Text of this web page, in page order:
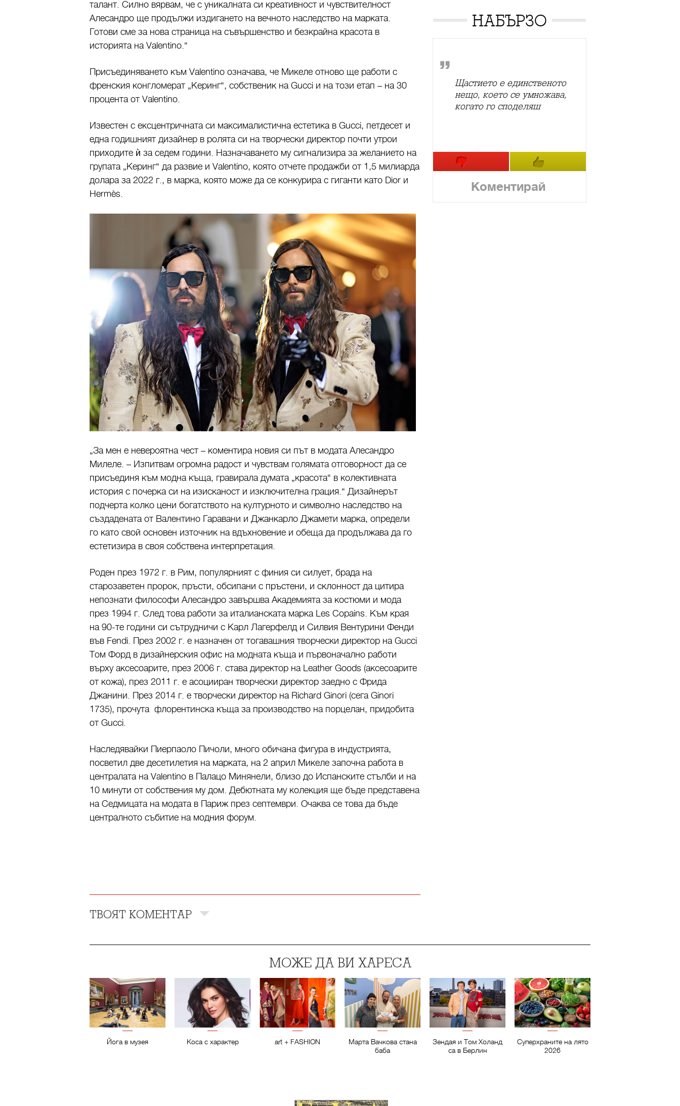
талант. Силно вярвам, че с уникалната си креативност и чувствителност
Алесандро ще продължи издигането на вечното наследство на марката.
Готови сме за нова страница на съвършенство и безкрайна красота в
историята на Valentino.“
Присъединяването към Valentino означава, че Микеле отново ще работи с
френския конгломерат „Керинг“, собственик на Gucci и на този етап – на 30
процента от Valentino.
Известен с ексцентричната си максималистична естетика в Gucci, петдесет и
една годишният дизайнер в ролята си на творчески директор почти утрои
приходите ѝ за седем години. Назначаването му сигнализира за желанието на
групата „Керинг“ да развие и Valentino, която отчете продажби от 1,5 милиарда
долара за 2022 г., в марка, която може да се конкурира с гиганти като Dior и
Hermès.
„За мен е невероятна чест – коментира новия си път в модата Алесандро
Милеле. – Изпитвам огромна радост и чувствам голямата отговорност да се
присъединя към модна къща, гравирала думата „красота“ в колективната
история с почерка си на изисканост и изключителна грация.“ Дизайнерът
подчерта колко цени богатството на културното и символно наследство на
създадената от Валентино Гаравани и Джанкарло Джамети марка, определи
го като свой основен източник на вдъхновение и обеща да продължава да го
естетизира в своя собствена интерпретация.
Роден през 1972 г. в Рим, популярният с финия си силует, брада на
старозаветен пророк, пръсти, обсипани с пръстени, и склонност да цитира
непознати философи Алесандро завършва Академията за костюми и мода
през 1994 г. След това работи за италианската марка Les Copains. Към края
на 90-те години си сътрудничи с Карл Лагерфелд и Силвия Вентурини Фенди
във Fendi. През 2002 г. е назначен от тогавашния творчески директор на Gucci
Том Форд в дизайнерския офис на модната къща и първоначално работи
върху аксесоарите, през 2006 г. става директор на Leather Goods (аксесоарите
от кожа), през 2011 г. е асоцииран творчески директор заедно с Фрида
Джанини. През 2014 г. е творчески директор на Richard Ginori (сега Ginori
1735), прочута флорентинска къща за производство на порцелан, придобита
от Gucci.
Наследявайки Пиерпаоло Пичоли, много обичана фигура в индустрията,
посветил две десетилетия на марката, на 2 април Микеле започна работа в
централата на Valentino в Палацо Минянели, близо до Испанските стълби и на
10 минути от собствения му дом. Дебютната му колекция ще бъде представена
на Седмицата на модата в Париж през септември. Очаква се това да бъде
централното събитие на модния форум.
ТВОЯТ КОМЕНТАР
НАБЪРЗО
Щастието е единственото
нещо, което се умножава,
когато го споделяш
Коментирай
МОЖЕ ДА ВИ ХАРЕСА
Йога в музея Коса с характер art + FASHION
Марта Вачкова стана
баба
Зендая и Том Холанд
са в Берлин
Суперхраните на лято
2026